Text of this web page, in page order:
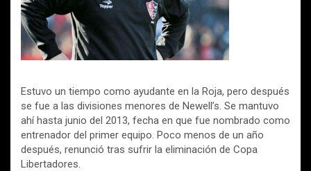
Estuvo un tiempo como ayudante en la Roja, pero después
se fue a las divisiones menores de Newell’s. Se mantuvo
ahí hasta junio del 2013, fecha en que fue nombrado como
entrenador del primer equipo. Poco menos de un año
después, renunció tras sufrir la eliminación de Copa
Libertadores.